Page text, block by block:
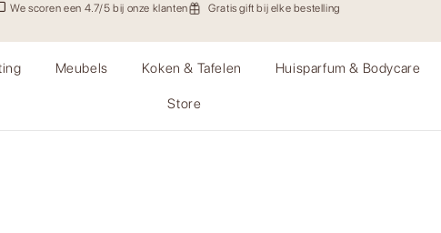
We scoren een 4.7/5 bij onze klanten Gratis gift bij elke bestelling
Meubels Koken & Tafelen Huisparfum & Bodycare
Store